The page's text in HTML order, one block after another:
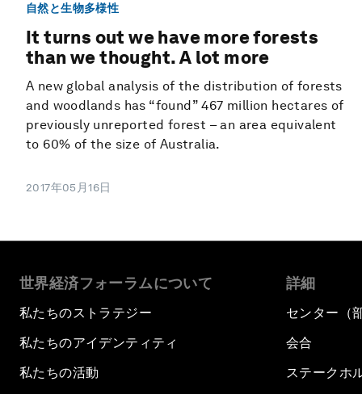
自然と生物多様性
It turns out we have more forests
than we thought. A lot more
A new global analysis of the distribution of forests
and woodlands has “found” 467 million hectares of
previously unreported forest – an area equivalent
to 60% of the size of Australia.
2017年05月16日
世界経済フォーラムについて
私たちのストラテジー
私たちのアイデンティティ
私たちの活動
詳細
センター（
会合
ステークホ